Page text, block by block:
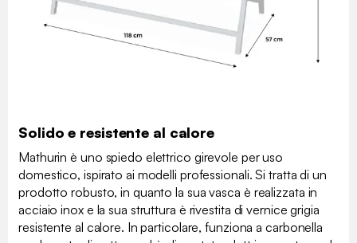
Solido e resistente al calore
Mathurin è uno spiedo elettrico girevole per uso
domestico, ispirato ai modelli professionali. Si tratta di un
prodotto robusto, in quanto la sua vasca è realizzata in
acciaio inox e la sua struttura è rivestita di vernice grigia
resistente al calore. In particolare, funziona a carbonella